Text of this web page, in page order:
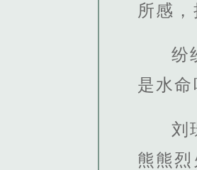
所感
纷
是水命
刘
熊熊